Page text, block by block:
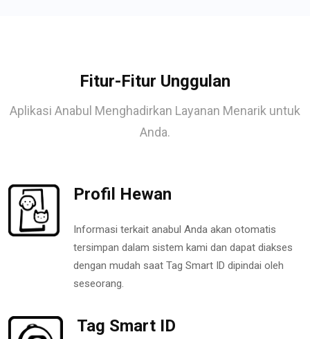
Fitur-Fitur Unggulan
Aplikasi Anabul Menghadirkan Layanan Menarik untuk
Anda.
Profil Hewan
Informasi terkait anabul Anda akan otomatis
tersimpan dalam sistem kami dan dapat diakses
dengan mudah saat Tag Smart ID dipindai oleh
seseorang.
Tag Smart ID